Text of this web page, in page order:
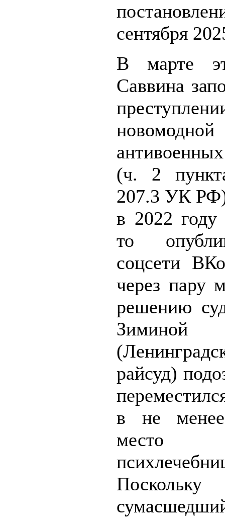
сентября
В марте
Саввина
новомодной
(ч. 2
207.3 УК
в 2022
то
соцсети
через пару
решению
Зиминой
райсуд)
в не